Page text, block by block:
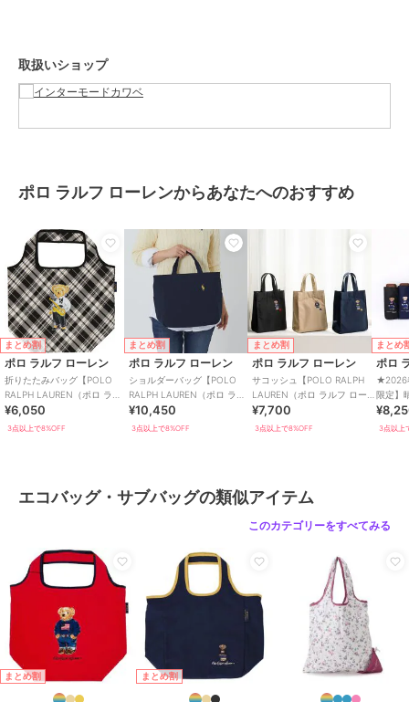
サイズ
素材
表地 ポリエステル100％ 裏地 ポリ
原産国 中国
取扱いショップ
ポロ ラルフ ローレンからあなたへのおすすめ
まとめ割
ポロ ラルフ ローレン
折りたたみバッグ【POLO
RALPH LAUREN（ポロ ラル
フ ローレン）】
¥6,050
3点以上で8%OFF
まとめ割
ポロ ラルフ ローレン
ショルダーバッグ【POLO
RALPH LAUREN（ポロ ラル
フ ローレン）】
¥10,450
3点以上で8%OFF
まとめ割
ポロ ラルフ ローレン
サコッシュ【POLO RALPH
LAUREN（ポロ ラルフ ロー
レン）】
¥7,700
3点以上で8%OFF
まとめ
ポロ
★2026
限定】
傘 コン
光 遮熱
3点以上
エコバッグ・サブバッグの類似アイテム
このカテゴリーをすべてみる
まとめ割 まとめ割